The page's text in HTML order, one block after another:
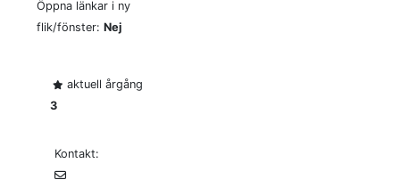
Öppna länkar i ny
flik/fönster: Nej
aktuell årgång
3
Kontakt: